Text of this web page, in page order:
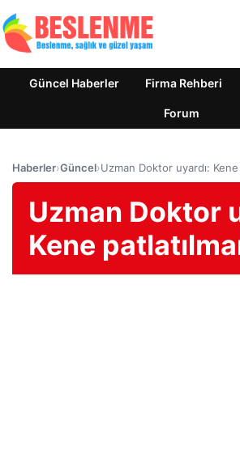
Güncel Haberler Firma Rehberi
Forum
Haberler›Güncel›Uzman Doktor uyardı: Kene
Uzman Doktor
Kene